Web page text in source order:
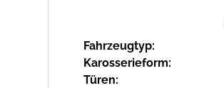
Fahrzeugtyp:
Karosserieform:
Türen: